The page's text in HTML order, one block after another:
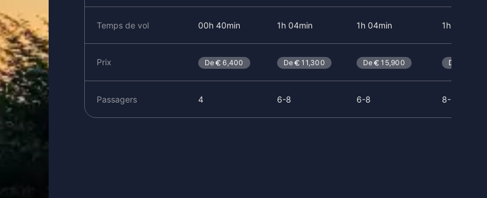
Temps de vol 00h 40min 1h 04min 1h 04min 1h 20min
Prix De 6,400 De 11,300 De 15,900 De
Passagers 4 6-8 6-8 8-9